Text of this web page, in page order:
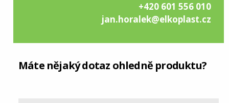
+420 601 556 010
jan.horalek@elkoplast.cz
Máte nějaký dotaz ohledně produktu?